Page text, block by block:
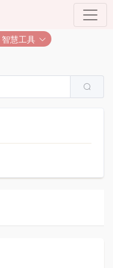
智慧工具